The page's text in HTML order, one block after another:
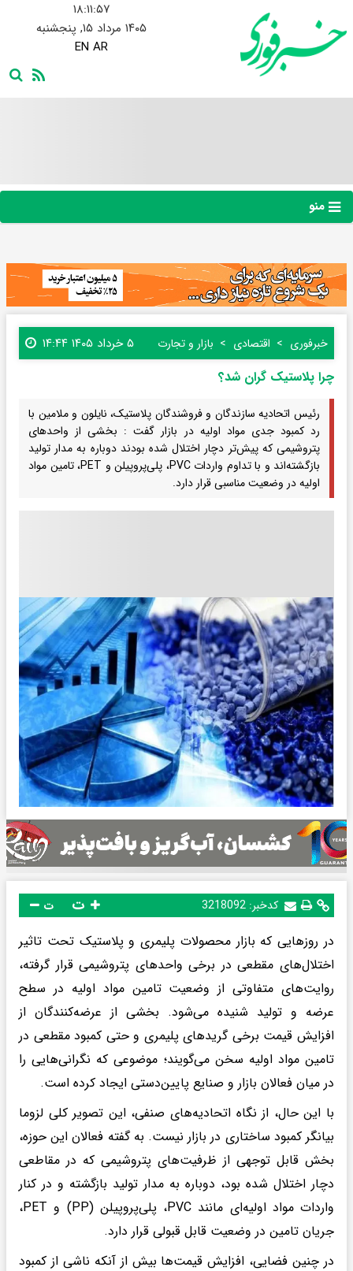
۱۸:۱۱:۵۸
۱۴۰۵ مرداد ۱۵, پنجشنبه
EN AR
منو
خبرفوری اقتصادی بازار و تجارت ۵ خرداد ۱۴۰۵ ۱۴:۴۴
چرا پلاستیک گران شد؟
رئیس اتحادیه سازندگان و فروشندگان پلاستیک، نایلون و ملامین با
رد کمبود جدی مواد اولیه در بازار گفت : بخشی از واحدهای
پتروشیمی که پیش‌تر دچار اختلال شده بودند دوباره به مدار تولید
بازگشته‌اند و با تداوم واردات PVC، پلی‌پروپیلن و PET، تامین مواد
اولیه در وضعیت مناسبی قرار دارد.
کدخبر: 3218092 ت
در روزهایی که بازار محصولات پلیمری و پلاستیک تحت تاثیر
اختلال‌های مقطعی در برخی واحدهای پتروشیمی قرار گرفته،
روایت‌های متفاوتی از وضعیت تامین مواد اولیه در سطح
عرضه و تولید شنیده می‌شود. بخشی از عرضه‌کنندگان از
افزایش قیمت برخی گریدهای پلیمری و حتی کمبود مقطعی در
تامین مواد اولیه سخن می‌گویند؛ موضوعی که نگرانی‌هایی را
در میان فعالان بازار و صنایع پایین‌دستی ایجاد کرده است.
با این حال، از نگاه اتحادیه‌های صنفی، این تصویر کلی لزوما
بیانگر کمبود ساختاری در بازار نیست. به گفته فعالان این حوزه،
بخش قابل توجهی از ظرفیت‌های پتروشیمی که در مقاطعی
دچار اختلال شده بود، دوباره به مدار تولید بازگشته و در کنار
واردات مواد اولیه‌ای مانند PVC، پلی‌پروپیلن (PP) و PET،
جریان تامین در وضعیت قابل قبولی قرار دارد.
در چنین فضایی، افزایش قیمت‌ها بیش از آنکه ناشی از کمبود